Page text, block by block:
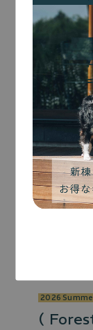
River
リバーサ
川の音に包
森のプライ
…
広さ：170㎡
ドッグガー
2026